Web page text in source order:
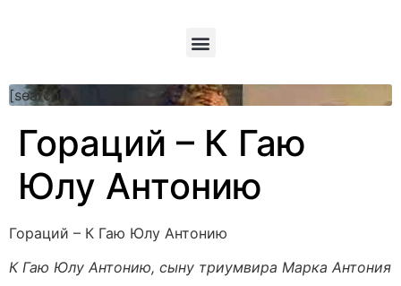
[searchform]
Гораций – К Гаю
Юлу Антонию
Гораций – К Гаю Юлу Антонию
К Гаю Юлу Антонию, сыну триумвира Марка Антония